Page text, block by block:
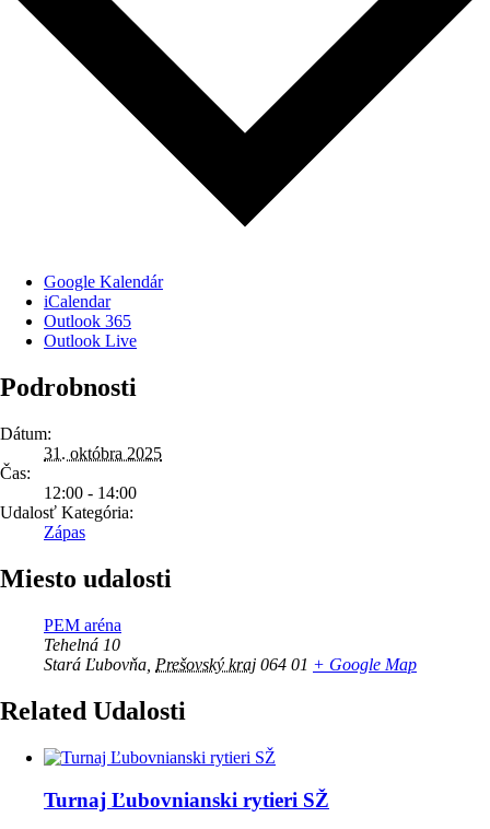
Google Kalendár
iCalendar
Outlook 365
Outlook Live
Podrobnosti
Dátum:
31. októbra 2025
Čas:
12:00 - 14:00
Udalosť Kategória:
Zápas
Miesto udalosti
PEM aréna
Tehelná 10
Stará Ľubovňa Prešovský kraj 064 01 + Google Map
Related Udalosti
Turnaj Ľubovnianski rytieri SŽ